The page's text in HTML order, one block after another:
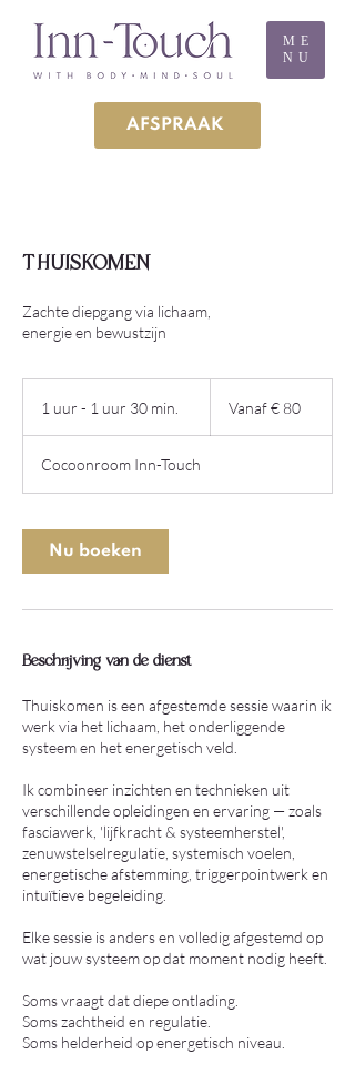
ME
NU
AFSPRAAK
THUISKOMEN
Zachte diepgang via lichaam,
energie en bewustzijn
1 uur - 1 uur 30 min.
-
1
.
euroVanaf € 80
Cocoonroom Inn-Touch
Nu boeken
Beschrijving van de dienst
Thuiskomen is een afgestemde sessie waarin ik
werk via het lichaam, het onderliggende
systeem en het energetisch veld.
Ik combineer inzichten en technieken uit
verschillende opleidingen en ervaring — zoals
fasciawerk, 'lijfkracht & systeemherstel',
zenuwstelselregulatie, systemisch voelen,
energetische afstemming, triggerpointwerk en
intuïtieve begeleiding.
Elke sessie is anders en volledig afgestemd op
wat jouw systeem op dat moment nodig heeft.
Soms vraagt dat diepe ontlading.
Soms zachtheid en regulatie.
Soms helderheid op energetisch niveau.